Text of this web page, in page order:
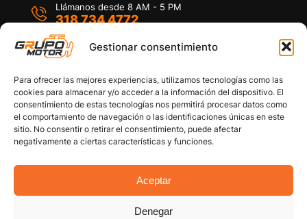
Gestionar consentimiento
Para ofrecer las mejores experiencias, utilizamos tecnologías como las
cookies para almacenar y/o acceder a la información del dispositivo. El
consentimiento de estas tecnologías nos permitirá procesar datos como
el comportamiento de navegación o las identificaciones únicas en este
sitio. No consentir o retirar el consentimiento, puede afectar
negativamente a ciertas características y funciones.
Aceptar
Denegar
Llámanos desde 8 AM - 5 PM
318 734 4772
Por medio de WhatsApp
Copyright © 2026 Grupo Motor S.A.S. Todos los
Políticas de privacidad
Política de devoluciones y/o reembolsos
Términos y Condiciones